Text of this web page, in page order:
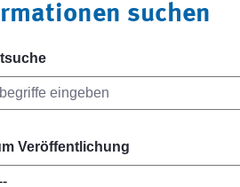
suchen
Veröffentlichung